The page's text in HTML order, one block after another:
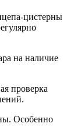
цистерны
на наличие
проверка
Особенно